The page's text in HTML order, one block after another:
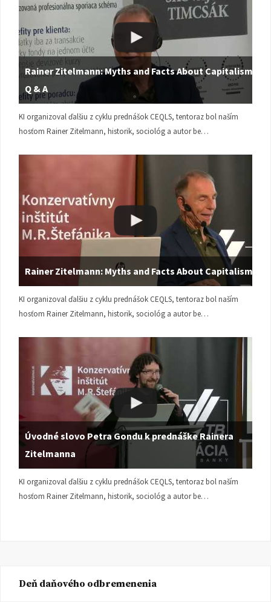
Rainer Zitelmann: Myths and Facts About Capitalism |
Q & A
KI organizoval ďalšiu z cyklu prednášok CEQLS, tentoraz bol naším
hosťom Rainer Zitelmann, historik, sociológ a autor be…
Rainer Zitelmann: Myths and Facts About Capitalism
KI organizoval ďalšiu z cyklu prednášok CEQLS, tentoraz bol naším
hosťom Rainer Zitelmann, historik, sociológ a autor be…
Úvodné slovo Petra Gondu k prednáške Rainera
Zitelmanna
KI organizoval ďalšiu z cyklu prednášok CEQLS, tentoraz bol naším
hosťom Rainer Zitelmann, historik, sociológ a autor be…
Deň daňového odbremenenia